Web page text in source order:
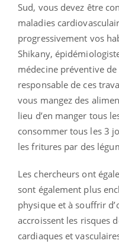
Sud, vous devez être
maladies
progressivement vos
Shikany,
médecine préventive de
responsable de ces
vous mangez des
lieu d’en manger tous
consommer tous les 3
les fritures par des
Les chercheurs ont
sont également plus
physique et à souffrir
accroissent les risques
cardiaques et